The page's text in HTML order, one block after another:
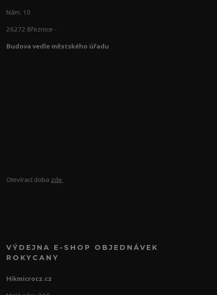
Nám. 10
26272 Březnice -
Budova vedle městského úřadu
Otevírací doba zde
VÝDEJNA E-SHOP OBJEDNÁVEK
ROKYCANY
Hikmicrocz.cz